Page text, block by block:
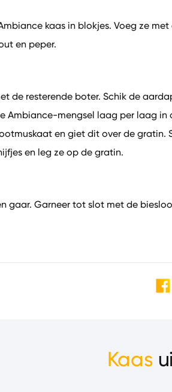
kaas in blokjes. Voeg ze
en peper.
de resterende boter. Schik de
Ambiance-mengsel laag per laag in
en giet dit over de gratin.
en leg ze op de gratin.
gaar. Garneer tot slot met de
Kaas